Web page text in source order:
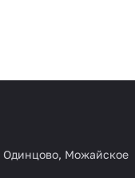
Одинцово, Можайское